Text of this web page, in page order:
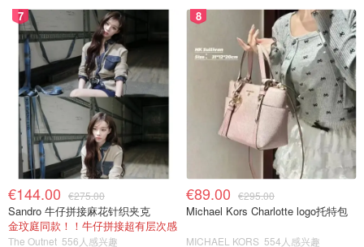
7
€144.00 €275.00
Sandro 牛仔拼接麻花针织夹克
金玟庭同款！！牛仔拼接超有层次感
The Outnet 556人感兴趣
8
€89.00 €295.00
Michael Kors Charlotte logo托特包
MICHAEL KORS 554人感兴趣